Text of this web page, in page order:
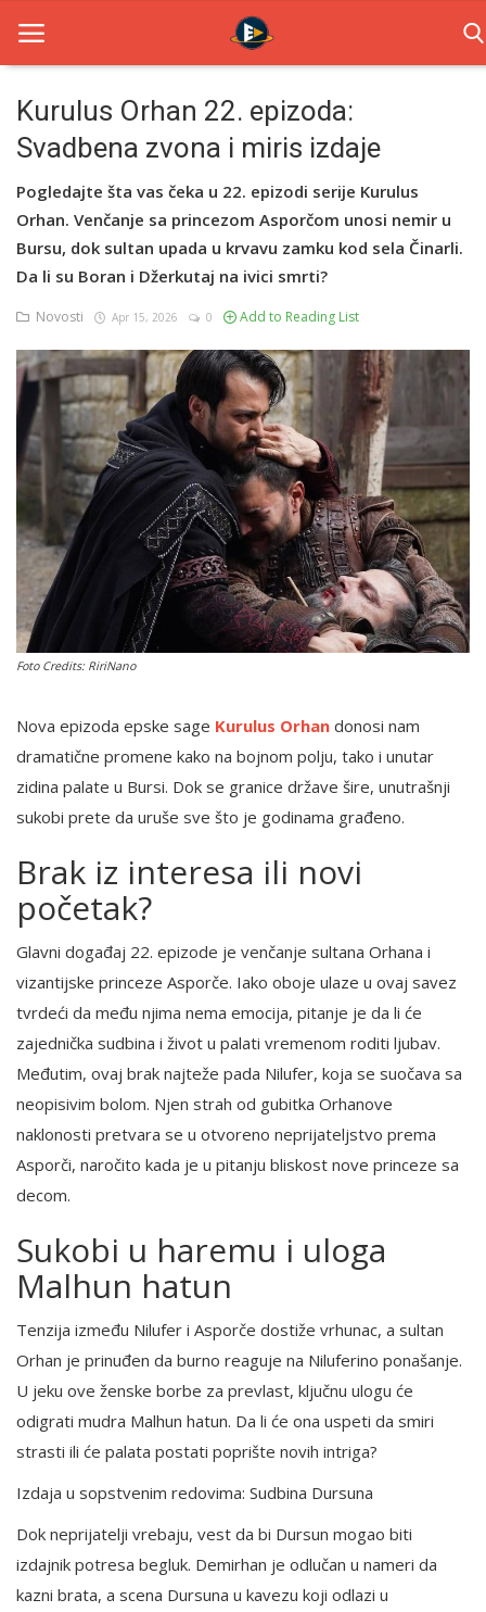
Home
Novosti
TV Serije
Contact
Login
Register
English
Kurulus Orhan 22. epizoda:
Svadbena zvona i miris izdaje
Pogledajte šta vas čeka u 22. epizodi serije Kurulus
Orhan. Venčanje sa princezom Asporčom unosi nemir u
Bursu, dok sultan upada u krvavu zamku kod sela Činarli.
Da li su Boran i Džerkutaj na ivici smrti?
Novosti Apr 15, 2026 0 Add to Reading List
Foto Credits: RiriNano
Nova epizoda epske sage Kurulus Orhan donosi nam
dramatične promene kako na bojnom polju, tako i unutar
zidina palate u Bursi. Dok se granice države šire, unutrašnji
sukobi prete da uruše sve što je godinama građeno.
Brak iz interesa ili novi
početak?
Glavni događaj 22. epizode je venčanje sultana Orhana i
vizantijske princeze Asporče. Iako oboje ulaze u ovaj savez
tvrdeći da među njima nema emocija, pitanje je da li će
zajednička sudbina i život u palati vremenom roditi ljubav.
Međutim, ovaj brak najteže pada Nilufer, koja se suočava sa
neopisivim bolom. Njen strah od gubitka Orhanove
naklonosti pretvara se u otvoreno neprijateljstvo prema
Asporči, naročito kada je u pitanju bliskost nove princeze sa
decom.
Sukobi u haremu i uloga
Malhun hatun
Tenzija između Nilufer i Asporče dostiže vrhunac, a sultan
Orhan je prinuđen da burno reaguje na Niluferino ponašanje.
U jeku ove ženske borbe za prevlast, ključnu ulogu će
odigrati mudra Malhun hatun. Da li će ona uspeti da smiri
strasti ili će palata postati poprište novih intriga?
Izdaja u sopstvenim redovima: Sudbina Dursuna
Dok neprijatelji vrebaju, vest da bi Dursun mogao biti
izdajnik potresa begluk. Demirhan je odlučan u nameri da
kazni brata, a scena Dursuna u kavezu koji odlazi u